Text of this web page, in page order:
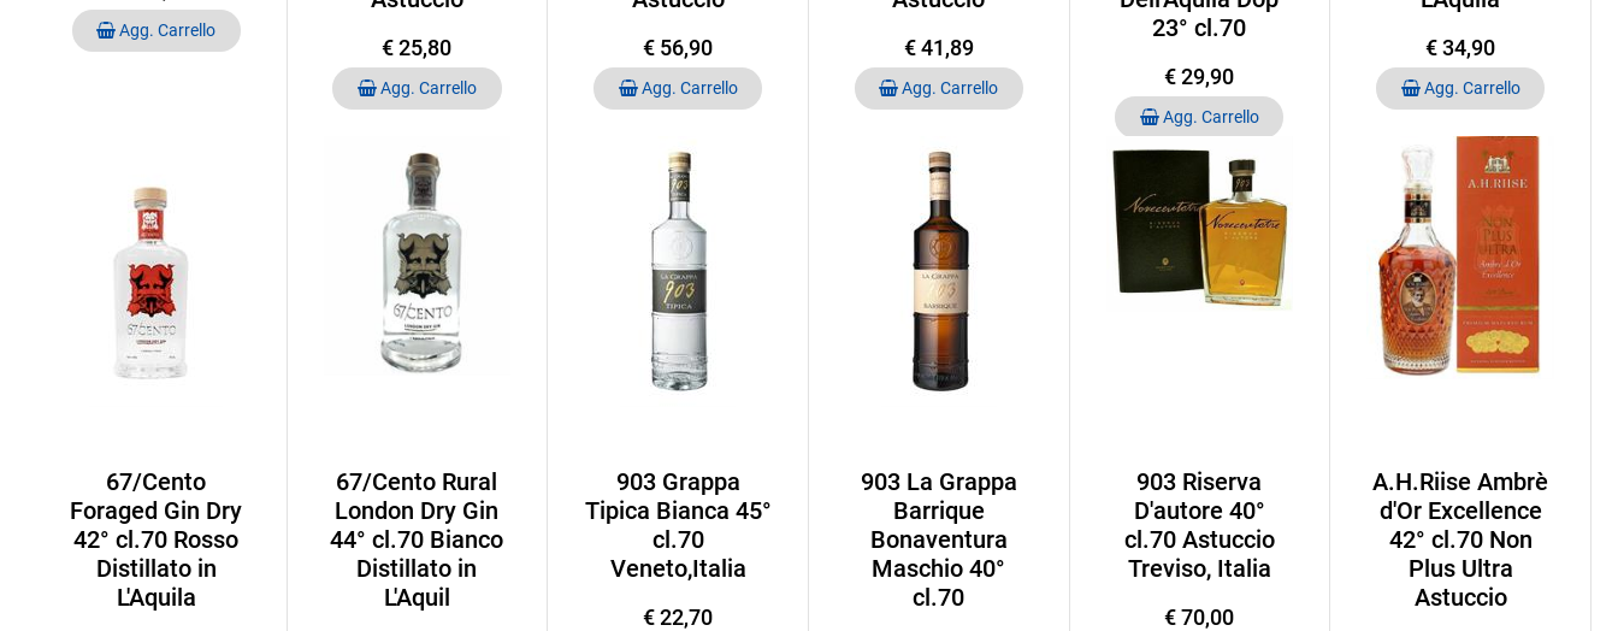
Quantità
Agg. Carrello
€ 25,80
Quantità
Agg. Carrello
€ 56,90
Quantità
Agg. Carrello
€ 41,89
Quantità
Agg. Carrello
23° cl.70
€ 29,90
Quantità
Agg. Carrello
€ 34,90
Quantità
Agg. Carrello
67/Cento
Foraged Gin Dry
42° cl.70 Rosso
Distillato in
L'Aquila
67/Cento Rural
London Dry Gin
44° cl.70 Bianco
Distillato in
L'Aquil
903 Grappa
Tipica Bianca 45°
cl.70
Veneto,Italia
€ 22,70
903 La Grappa
Barrique
Bonaventura
Maschio 40°
cl.70
903 Riserva
D'autore 40°
cl.70 Astuccio
Treviso, Italia
€ 70,00
A.H.Riise Ambrè
d'Or Excellence
42° cl.70 Non
Plus Ultra
Astuccio